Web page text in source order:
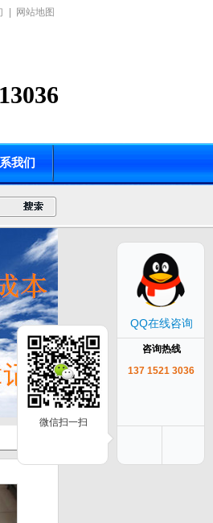
网站地图
我们
QQ在线咨询
咨询热线
137 1521 3036
微信扫一扫